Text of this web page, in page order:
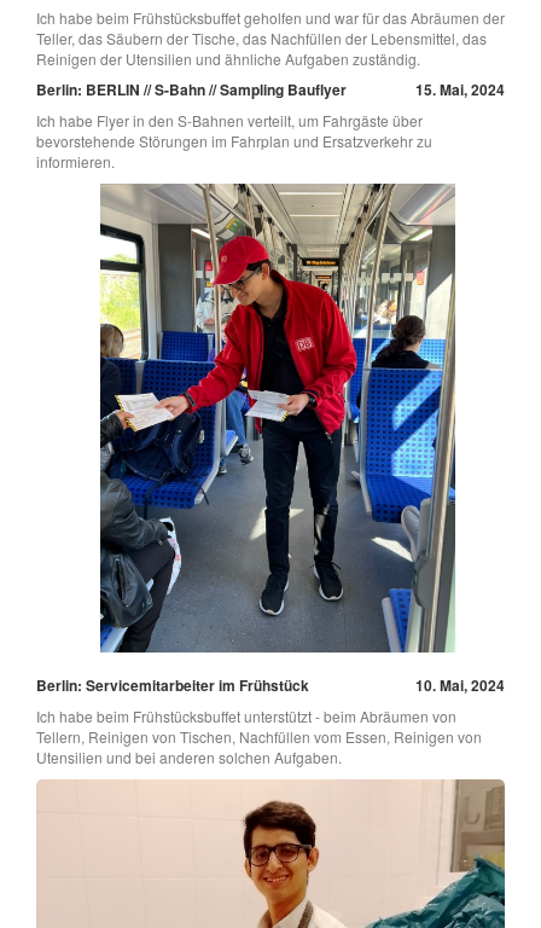
Ich habe beim Frühstücksbuffet geholfen und war für das Abräumen der
Teller, das Säubern der Tische, das Nachfüllen der Lebensmittel, das
Reinigen der Utensilien und ähnliche Aufgaben zuständig.
Berlin: BERLIN // S-Bahn // Sampling Bauflyer 15. Mai, 2024
Ich habe Flyer in den S-Bahnen verteilt, um Fahrgäste über
bevorstehende Störungen im Fahrplan und Ersatzverkehr zu
informieren.
Berlin: Servicemitarbeiter im Frühstück 10. Mai, 2024
Ich habe beim Frühstücksbuffet unterstützt - beim Abräumen von
Tellern, Reinigen von Tischen, Nachfüllen vom Essen, Reinigen von
Utensilien und bei anderen solchen Aufgaben.